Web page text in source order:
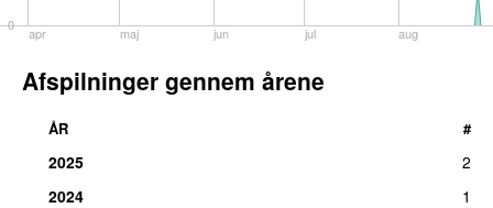
apr maj jun jul aug
0
Afspilninger gennem årene
ÅR #
2025
2
2024
1